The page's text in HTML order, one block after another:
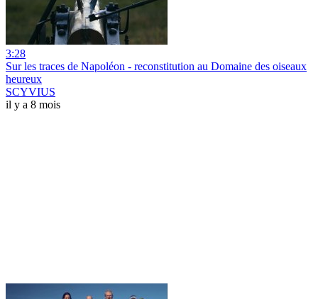
3:28
Sur les traces de Napoléon - reconstitution au Domaine des oiseaux
heureux
SCYVIUS
il y a 8 mois